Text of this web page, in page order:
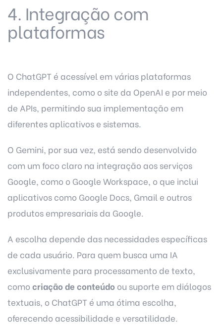
4. Integração com
plataformas
O ChatGPT é acessível em várias plataformas
independentes, como o site da OpenAI e por meio
de APIs, permitindo sua implementação em
diferentes aplicativos e sistemas.
O Gemini, por sua vez, está sendo desenvolvido
com um foco claro na integração aos serviços
Google, como o Google Workspace, o que inclui
aplicativos como Google Docs, Gmail e outros
produtos empresariais da Google.
A escolha depende das necessidades específicas
de cada usuário. Para quem busca uma IA
exclusivamente para processamento de texto,
comocriação de conteúdo ou suporte em diálogos
textuais, o ChatGPT é uma ótima escolha,
oferecendo acessibilidade e versatilidade.